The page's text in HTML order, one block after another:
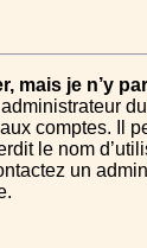
mais je n’y
administrateur
comptes. Il
le nom
un